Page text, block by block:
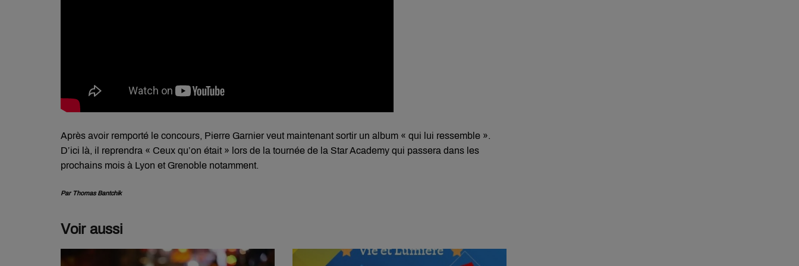
Après avoir remporté le concours, Pierre Garnier veut maintenant sortir un album « qui lui ressemble ».
D’ici là, il reprendra « Ceux qu’on était » lors de la tournée de la Star Academy qui passera dans les
prochains mois à Lyon et Grenoble notamment.
Par Thomas Bantchik
Voir aussi